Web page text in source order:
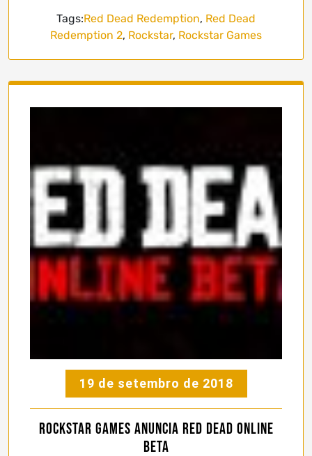
Tags:Red Dead Redemption, Red Dead
Redemption 2, Rockstar, Rockstar Games
19 de setembro de 2018
Rockstar Games anuncia Red Dead Online
Beta